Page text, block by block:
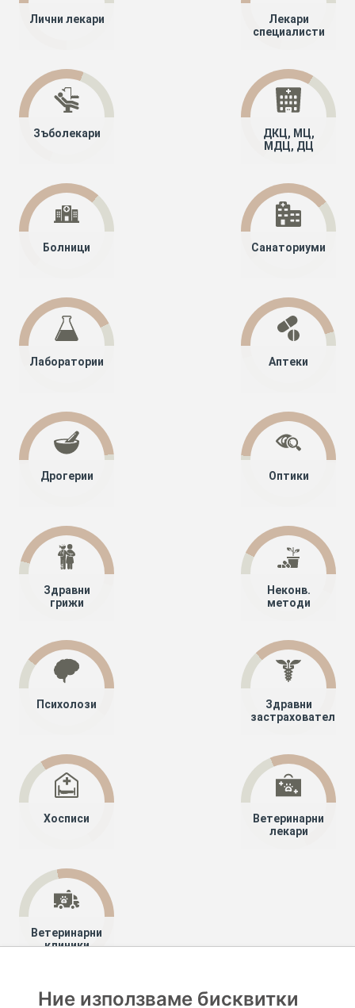
Лични лекари
Лекари
специалисти
Зъболекари
ДКЦ, МЦ,
МДЦ, ДЦ
Болници Санаториуми
Лаборатории Аптеки
Дрогерии Оптики
Здравни
грижи
Неконв.
методи
Психолози
Здравни
застрахователи
Хосписи
Ветеринарни
лекари
Ветеринарни
клиники
Специалисти
Ние използваме бисквитки